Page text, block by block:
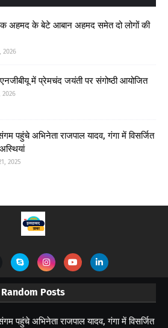
अहमद के बेटे आबान अहमद समेत दो लोगों की
2026
में प्रेमचंद जयंती पर संगोष्ठी आयोजित
2026
पहुंचे अभिनेता राजपाल यादव, गंगा में विसर्जित
2025
Random Posts
पहुंचे अभिनेता राजपाल यादव, गंगा में विसर्जित